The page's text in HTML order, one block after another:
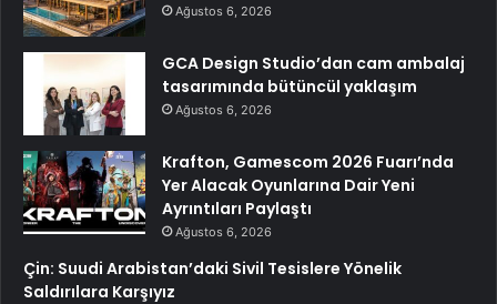
Ağustos 6, 2026
GCA Design Studio’dan cam ambalaj
tasarımında bütüncül yaklaşım
Ağustos 6, 2026
Krafton, Gamescom 2026 Fuarı’nda
Yer Alacak Oyunlarına Dair Yeni
Ayrıntıları Paylaştı
Ağustos 6, 2026
Çin: Suudi Arabistan’daki Sivil Tesislere Yönelik
Saldırılara Karşıyız